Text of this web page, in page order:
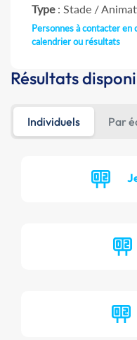
Type: Stade /
Personnes à contacter en
calendrier ou résultats
Résultats
Individuels Par